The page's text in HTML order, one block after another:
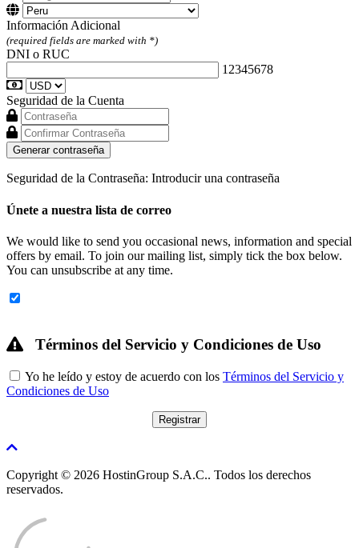
Información Adicional
(required fields are marked with *)
DNI o RUC
12345678
Seguridad de la Cuenta
Generar contraseña
Seguridad de la Contraseña: Introducir una contraseña
Únete a nuestra lista de correo
We would like to send you occasional news, information and special
offers by email. To join our mailing list, simply tick the box below.
You can unsubscribe at any time.
Términos del Servicio y Condiciones de Uso
Yo he leído y estoy de acuerdo con los Términos del Servicio y
Condiciones de Uso
Copyright © 2026 HostinGroup S.A.C.. Todos los derechos
reservados.